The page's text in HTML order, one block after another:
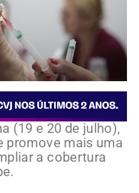
(19 e 20 de julho),
promove mais uma
a cobertura